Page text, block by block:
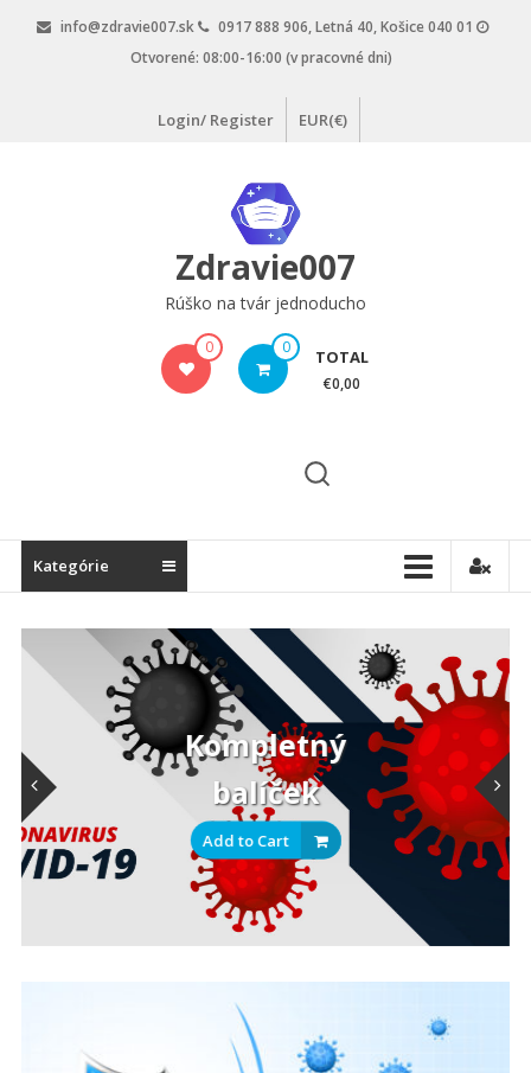
info@zdravie007.sk
0917 888 906, Letná 40, Košice 040 01
Otvorené: 08:00-16:00 (v pracovné dni)
Login/ Register EUR(€)
Zdravie007
Rúško na tvár jednoducho
0 0 TOTAL
€0,00
Kategórie
Kompletný
balíček
Add to Cart